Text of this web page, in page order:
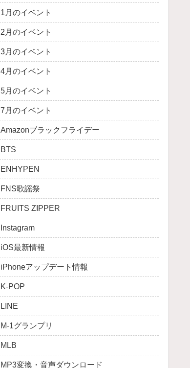
1月のイベント
2月のイベント
3月のイベント
4月のイベント
5月のイベント
7月のイベント
Amazonブラックフライデー
BTS
ENHYPEN
FNS歌謡祭
FRUITS ZIPPER
Instagram
iOS最新情報
iPhoneアップデート情報
K-POP
LINE
M-1グランプリ
MLB
MP3変換・音声ダウンロード